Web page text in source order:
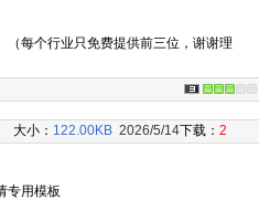
每个行业只免费提供前三位，谢谢理
大小： 122.00KB 2026/5/14下载： 2
专用模板